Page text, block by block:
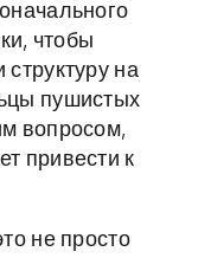
чтобы
структуру на
пушистых
вопросом,
привести к
не просто